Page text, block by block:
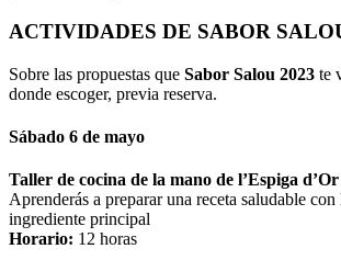
ACTIVIDADES DE SABOR
Sobre las propuestas que Sabor Salou 2023 te
donde escoger, previa reserva.
Sábado 6 de mayo
Taller de cocina de la mano de l’Espiga d’Or
Aprenderás a preparar una receta saludable
ingrediente principal
Horario: 12 horas